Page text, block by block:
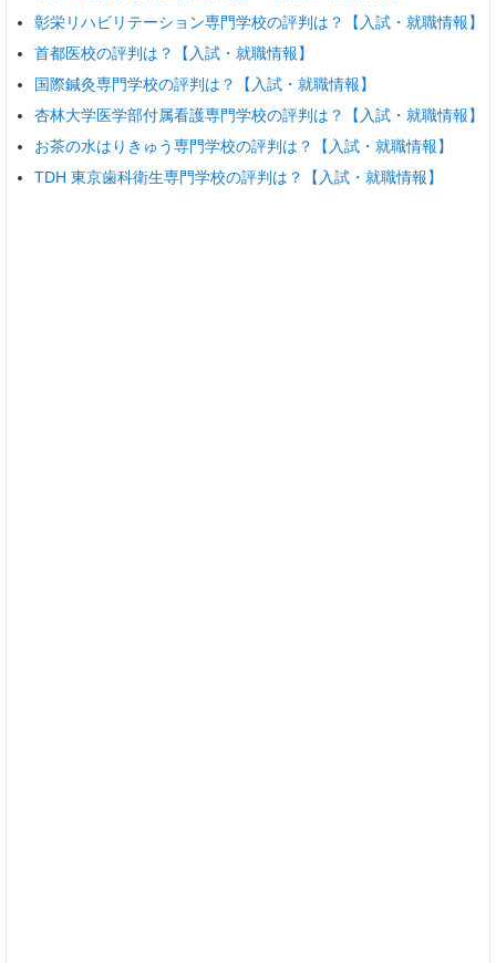
彰栄リハビリテーション専門学校の評判は？【入試・就職情報】
首都医校の評判は？【入試・就職情報】
国際鍼灸専門学校の評判は？【入試・就職情報】
杏林大学医学部付属看護専門学校の評判は？【入試・就職情報】
お茶の水はりきゅう専門学校の評判は？【入試・就職情報】
TDH 東京歯科衛生専門学校の評判は？【入試・就職情報】